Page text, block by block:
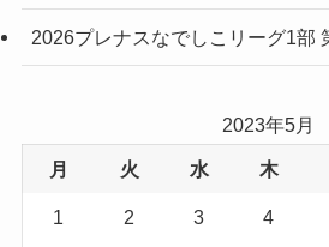
2026プレナスなでしこリーグ1部
2023年5月
月 火 水 木
1 2 3 4